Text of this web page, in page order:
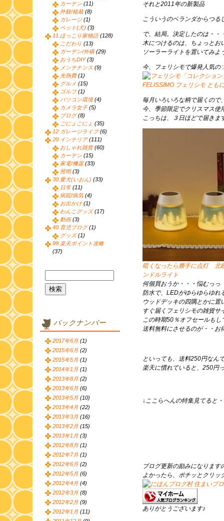
それと2011年の新製品
こういうのベランダからつる
で、結局。決定したのは・・
木につけるのは、ちょっとお
ソーラーライトを置いてみよ
今、フェリシモで爆発人気の
FELISSIMO フェリシモ とも
毎月いろいろな柄で届くので
今、季節限定でクリスマス使
こっちは、３日ほどで届きま
暗くなったら勝手に点灯 北
ンドルライト
何個買おうか・・・悩むっっ
防水で、LEDがゆらゆらゆれ
ウッドデッキの四隅とかに置
すぐ届くフェリシモの雑貨サ
この時期50％オフセールも
送料無料にさせるのが・・お
といっても、送料250円なん
楽天に慣れていると、250円
↓ここらへんの特集見てると
ブログ更新の励みになります
よかったら、ポチッとクリッ
ありがとうございます♪
カーテン (11)
外観/植栽(8)
ガレージ (1)
ペット(犬) (3)
11.ほっこり家物語(128)
こだわり (13)
ガーデン/外構(29)
おうちDIY(3)
メンテナンス (9)
光熱費(1)
グルメ (15)
ゴルフ (1)
パソコン環境(4)
カメラ女子 (5)
ブログ(8)
ごにょごにょ (35)
12.ガレージライフ (6)
20.インテリア(111)
おしゃれ雑貨(60)
カーテン (15)
家電/機器 (33)
照明(3)
30.愛犬(いおん) (33)
日常 (11)
病院/病気 (4)
お出かけ (1)
わんこグッズ(17)
動画(3)
40.育児ブログ(1)
グッズ(1)
99.楽天ポイント攻略
(37)
バックナンバー
2017年6月 (1)
2015年6月 (2)
2015年5月 (1)
2014年1月 (1)
2013年8月 (2)
2013年6月 (6)
2013年5月 (10)
2013年4月 (22)
2013年3月 (16)
2013年2月 (15)
2013年1月 (3)
2012年8月 (1)
2012年7月 (1)
2012年6月 (2)
2012年5月 (6)
2012年4月 (4)
2012年3月 (8)
2012年2月 (9)
2012年1月 (11)